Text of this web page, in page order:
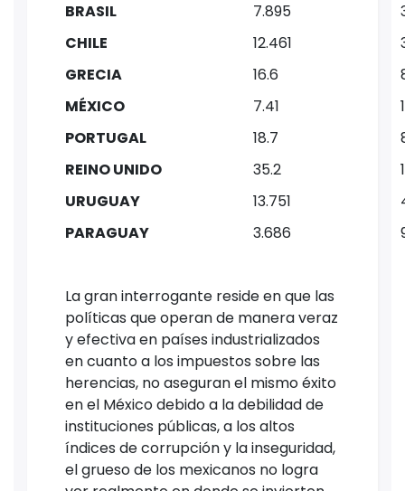
BRASIL
7.895
CHILE
12.461
GRECIA
16.6
MÉXICO
7.41
PORTUGAL
18.7
REINO UNIDO
35.2
URUGUAY
13.751
PARAGUAY
3.686
La gran interrogante reside en que las
políticas que operan de manera veraz
y efectiva en países industrializados
en cuanto a los impuestos sobre las
herencias, no aseguran el mismo éxito
en el México debido a la debilidad de
instituciones públicas, a los altos
índices de corrupción y la inseguridad,
el grueso de los mexicanos no logra